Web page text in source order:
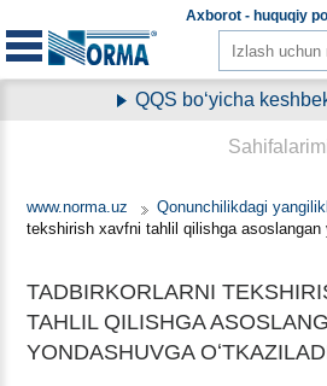
Aхborot - huquqiy
QQS boʻyicha
www.norma.uz Qonunchilikdagi
tekshirish хavfni tahlil qilishga asoslangan
TADBIRKORLARNI
TAHLIL QILISHGA
YONDASHUVGA